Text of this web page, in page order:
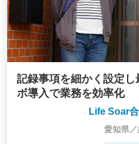
記録事項を細かく設定
ボ導入で業務を効率化
Life Soar
愛知県